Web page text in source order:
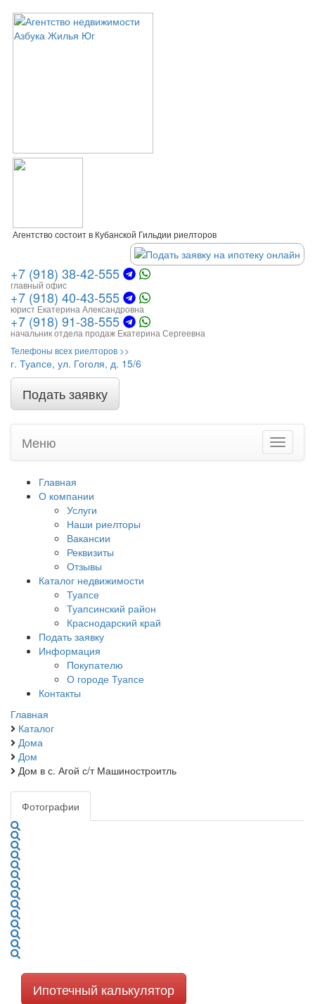
Агентство состоит в Кубанской Гильдии риелторов
+7 (918) 38-42-555
главный офис
+7 (918) 40-43-555
юрист Екатерина Александровна
+7 (918) 91-38-555
начальник отдела продаж Екатерина Сергеевна
Телефоны всех риелторов >>
г. Туапсе, ул. Гоголя, д. 15/6
Подать заявку
Меню
Toggle
Главная
О компании
Услуги
Наши риелторы
Вакансии
Реквизиты
Отзывы
Каталог недвижимости
Туапсе
Туапсинский район
Краснодарский край
Подать заявку
Информация
Покупателю
О городе Туапсе
Контакты
Главная
Каталог
Дома
Дом
Дом в с. Агой с/т Машиностроитль
Фотографии
Ипотечный калькулятор